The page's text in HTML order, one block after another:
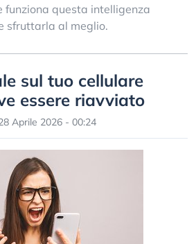
funziona questa intelligenza
sfruttarla al meglio.
sul tuo cellulare
essere riavviato
Aprile 2026 - 00:24